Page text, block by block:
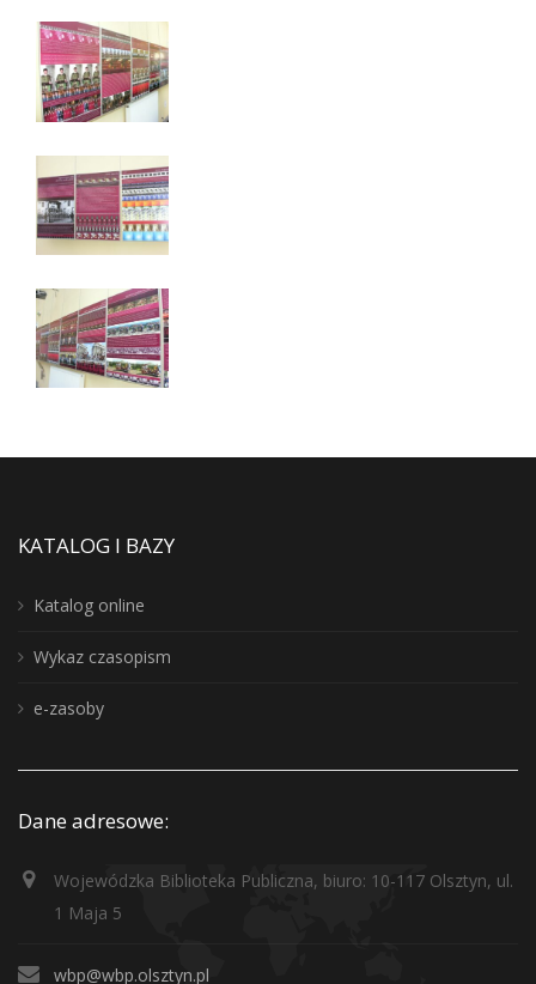
KATALOG I BAZY
Katalog online
Wykaz czasopism
e-zasoby
Dane adresowe:
Wojewódzka Biblioteka Publiczna, biuro: 10-117 Olsztyn, ul.
1 Maja 5
wbp@wbp.olsztyn.pl